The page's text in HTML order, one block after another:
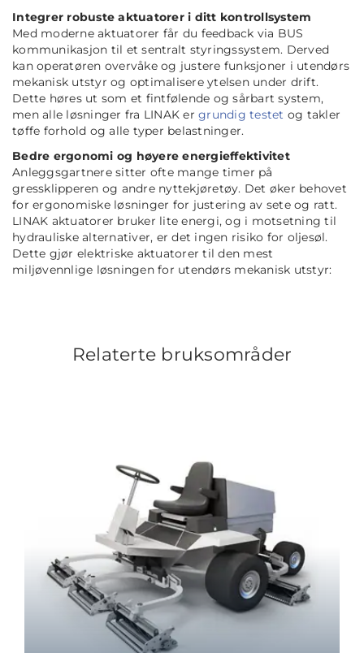
Integrer robuste aktuatorer i ditt kontrollsystem
Med moderne aktuatorer får du feedback via BUS
kommunikasjon til et sentralt styringssystem. Derved
kan operatøren overvåke og justere funksjoner i utendørs
mekanisk utstyr og optimalisere ytelsen under drift.
Dette høres ut som et fintfølende og sårbart system,
men alle løsninger fra LINAK er grundig testet og takler
tøffe forhold og alle typer belastninger.
Bedre ergonomi og høyere energieffektivitet
Anleggsgartnere sitter ofte mange timer på
gressklipperen og andre nyttekjøretøy. Det øker behovet
for ergonomiske løsninger for justering av sete og ratt.
LINAK aktuatorer bruker lite energi, og i motsetning til
hydrauliske alternativer, er det ingen risiko for oljesøl.
Dette gjør elektriske aktuatorer til den mest
miljøvennlige løsningen for utendørs mekanisk utstyr:
Relaterte bruksområder